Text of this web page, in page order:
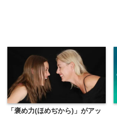
「褒め力(ほめぢから)」がアッ